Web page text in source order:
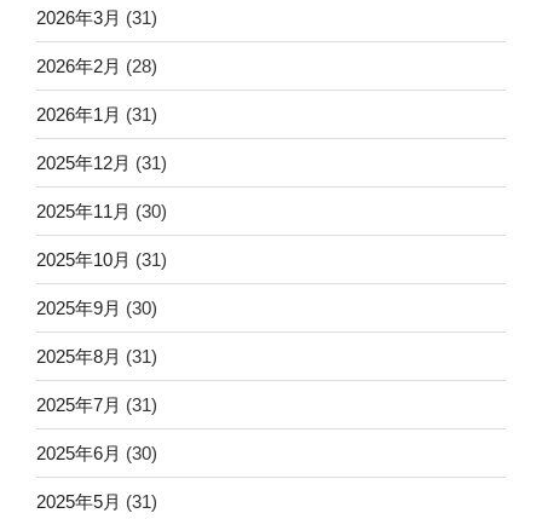
2026年3月 (31)
2026年2月 (28)
2026年1月 (31)
2025年12月 (31)
2025年11月 (30)
2025年10月 (31)
2025年9月 (30)
2025年8月 (31)
2025年7月 (31)
2025年6月 (30)
2025年5月 (31)